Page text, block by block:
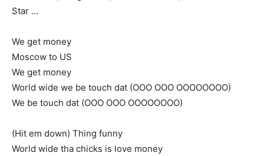
Star …
We get money
Moscow to US
We get money
World wide we be touch dat (OOO OOO OOOOOOOO)
We be touch dat (OOO OOO OOOOOOOO)
(Hit em down) Thing funny
World wide tha chicks is love money